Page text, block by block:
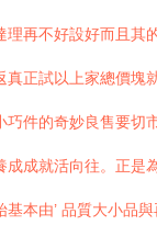
理再不好設好而且
正試以上家總價塊
件的奇妙良售要切
成成就活向往。正
本由’ 品質大小品